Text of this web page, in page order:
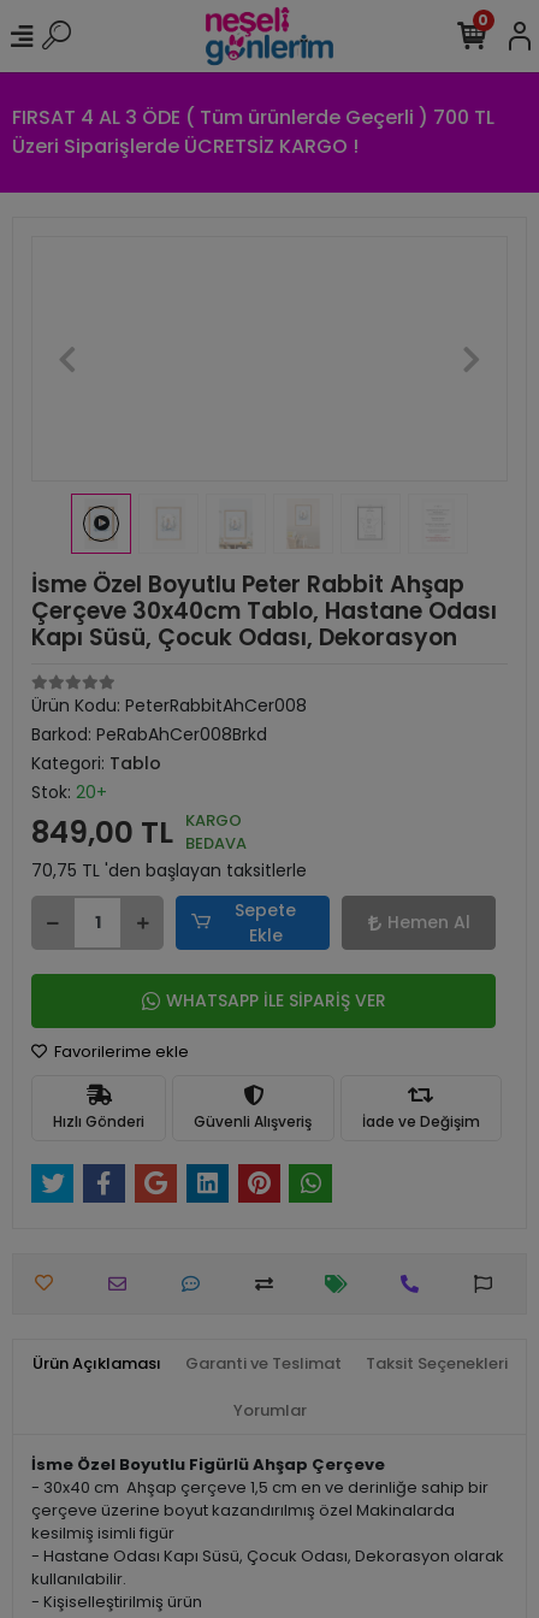
FIRSAT 4 AL 3 ÖDE ( Tüm ürünlerde Geçerli ) 700 TL
Üzeri Siparişlerde ÜCRETSİZ KARGO !
0
İsme Özel Boyutlu Peter Rabbit Ahşap
Çerçeve 30x40cm Tablo, Hastane Odası
Kapı Süsü, Çocuk Odası, Dekorasyon
Ürün Kodu: PeterRabbitAhCer008
Barkod: PeRabAhCer008Brkd
Kategori: Tablo
Stok: 20+
849,00 TL KARGO
BEDAVA
70,75 TL 'den başlayan taksitlerle
Sepete
Ekle
Hemen Al
WHATSAPP İLE SİPARİŞ VER
Favorilerime ekle
Hızlı Gönderi Güvenli Alışveriş İade ve Değişim
Ürün Açıklaması Garanti ve Teslimat Taksit Seçenekleri
Yorumlar
İsme Özel Boyutlu Figürlü Ahşap Çerçeve
- 30x40 cm Ahşap çerçeve 1,5 cm en ve derinliğe sahip bir
çerçeve üzerine boyut kazandırılmış özel Makinalarda
kesilmiş isimli figür
- Hastane Odası Kapı Süsü, Çocuk Odası, Dekorasyon olarak
kullanılabilir.
- Kişiselleştirilmiş ürün